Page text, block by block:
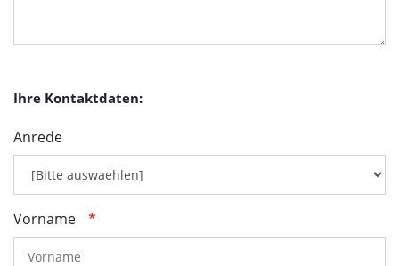
Ihre Kontaktdaten:
Anrede
Vorname *